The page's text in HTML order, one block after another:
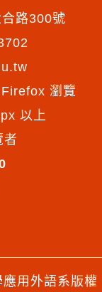
路300號
瀏覽
以上
者
用外語系版權